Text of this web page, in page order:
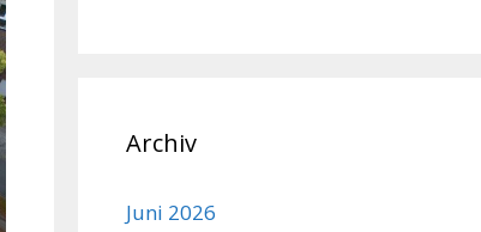
Archiv
Juni 2026